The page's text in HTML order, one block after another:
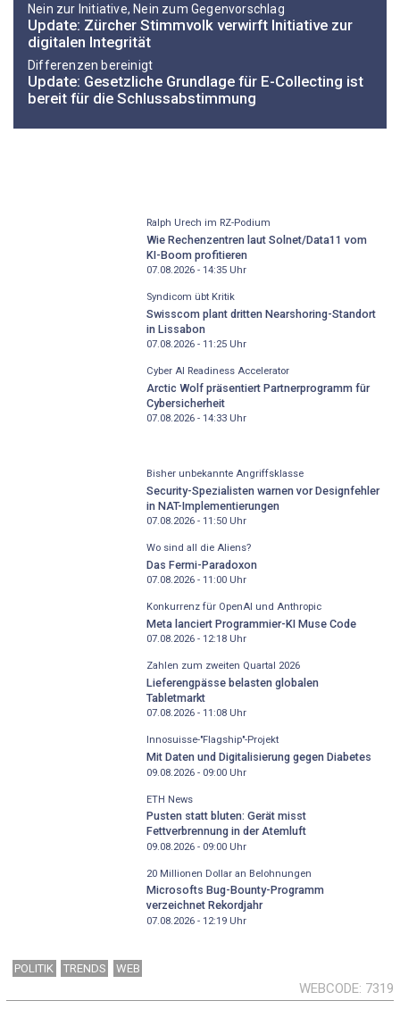
Nein zur Initiative, Nein zum Gegenvorschlag
Update: Zürcher Stimmvolk verwirft Initiative zur
digitalen Integrität
Differenzen bereinigt
Update: Gesetzliche Grundlage für E-Collecting ist
bereit für die Schlussabstimmung
Ralph Urech im RZ-Podium
Wie Rechenzentren laut Solnet/Data11 vom
KI-Boom profitieren
07.08.2026 - 14:35Uhr
Syndicom übt Kritik
Swisscom plant dritten Nearshoring-Standort
in Lissabon
07.08.2026 - 11:25Uhr
Cyber AI Readiness Accelerator
Arctic Wolf präsentiert Partnerprogramm für
Cybersicherheit
07.08.2026 - 14:33Uhr
Bisher unbekannte Angriffsklasse
Security-Spezialisten warnen vor Designfehler
in NAT-Implementierungen
07.08.2026 - 11:50Uhr
Wo sind all die Aliens?
Das Fermi-Paradoxon
07.08.2026 - 11:00Uhr
Konkurrenz für OpenAI und Anthropic
Meta lanciert Programmier-KI Muse Code
07.08.2026 - 12:18Uhr
Zahlen zum zweiten Quartal 2026
Lieferengpässe belasten globalen
Tabletmarkt
07.08.2026 - 11:08Uhr
Innosuisse-"Flagship"-Projekt
Mit Daten und Digitalisierung gegen Diabetes
09.08.2026 - 09:00Uhr
ETH News
Pusten statt bluten: Gerät misst
Fettverbrennung in der Atemluft
09.08.2026 - 09:00Uhr
20 Millionen Dollar an Belohnungen
Microsofts Bug-Bounty-Programm
verzeichnet Rekordjahr
07.08.2026 - 12:19Uhr
POLITIK TRENDS WEB
WEBCODE 7319